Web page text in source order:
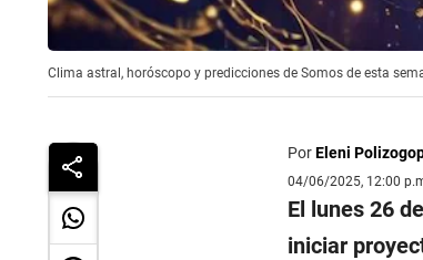
Clima astral, horóscopo y predicciones de Somos de esta
PorEleni
04/06/2025, 12:00
El lunes 26
iniciar